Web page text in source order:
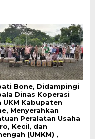
Bone, Didampingi
Dinas Koperasi
UKM Kabupaten
Menyerahkan
Peralatan Usaha
Kecil, dan
(UMKM) ,